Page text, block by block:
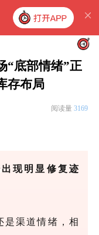
“底部情绪”正
存布局
阅读量 3169
现明显修复迹
是渠道情绪，相